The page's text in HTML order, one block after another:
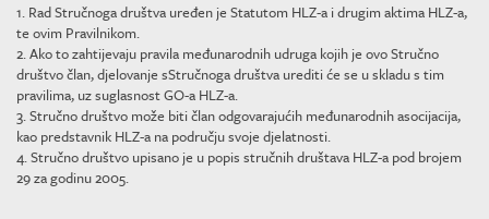
1. Rad Stručnoga društva uređen je Statutom HLZ-a i drugim aktima HLZ-a,
te ovim Pravilnikom.
2. Ako to zahtijevaju pravila međunarodnih udruga kojih je ovo Stručno
društvo član, djelovanje sStručnoga društva urediti će se u skladu s tim
pravilima, uz suglasnost GO-a HLZ-a.
3. Stručno društvo može biti član odgovarajućih međunarodnih asocijacija,
kao predstavnik HLZ-a na području svoje djelatnosti.
4. Stručno društvo upisano je u popis stručnih društava HLZ-a pod brojem
29 za godinu 2005.